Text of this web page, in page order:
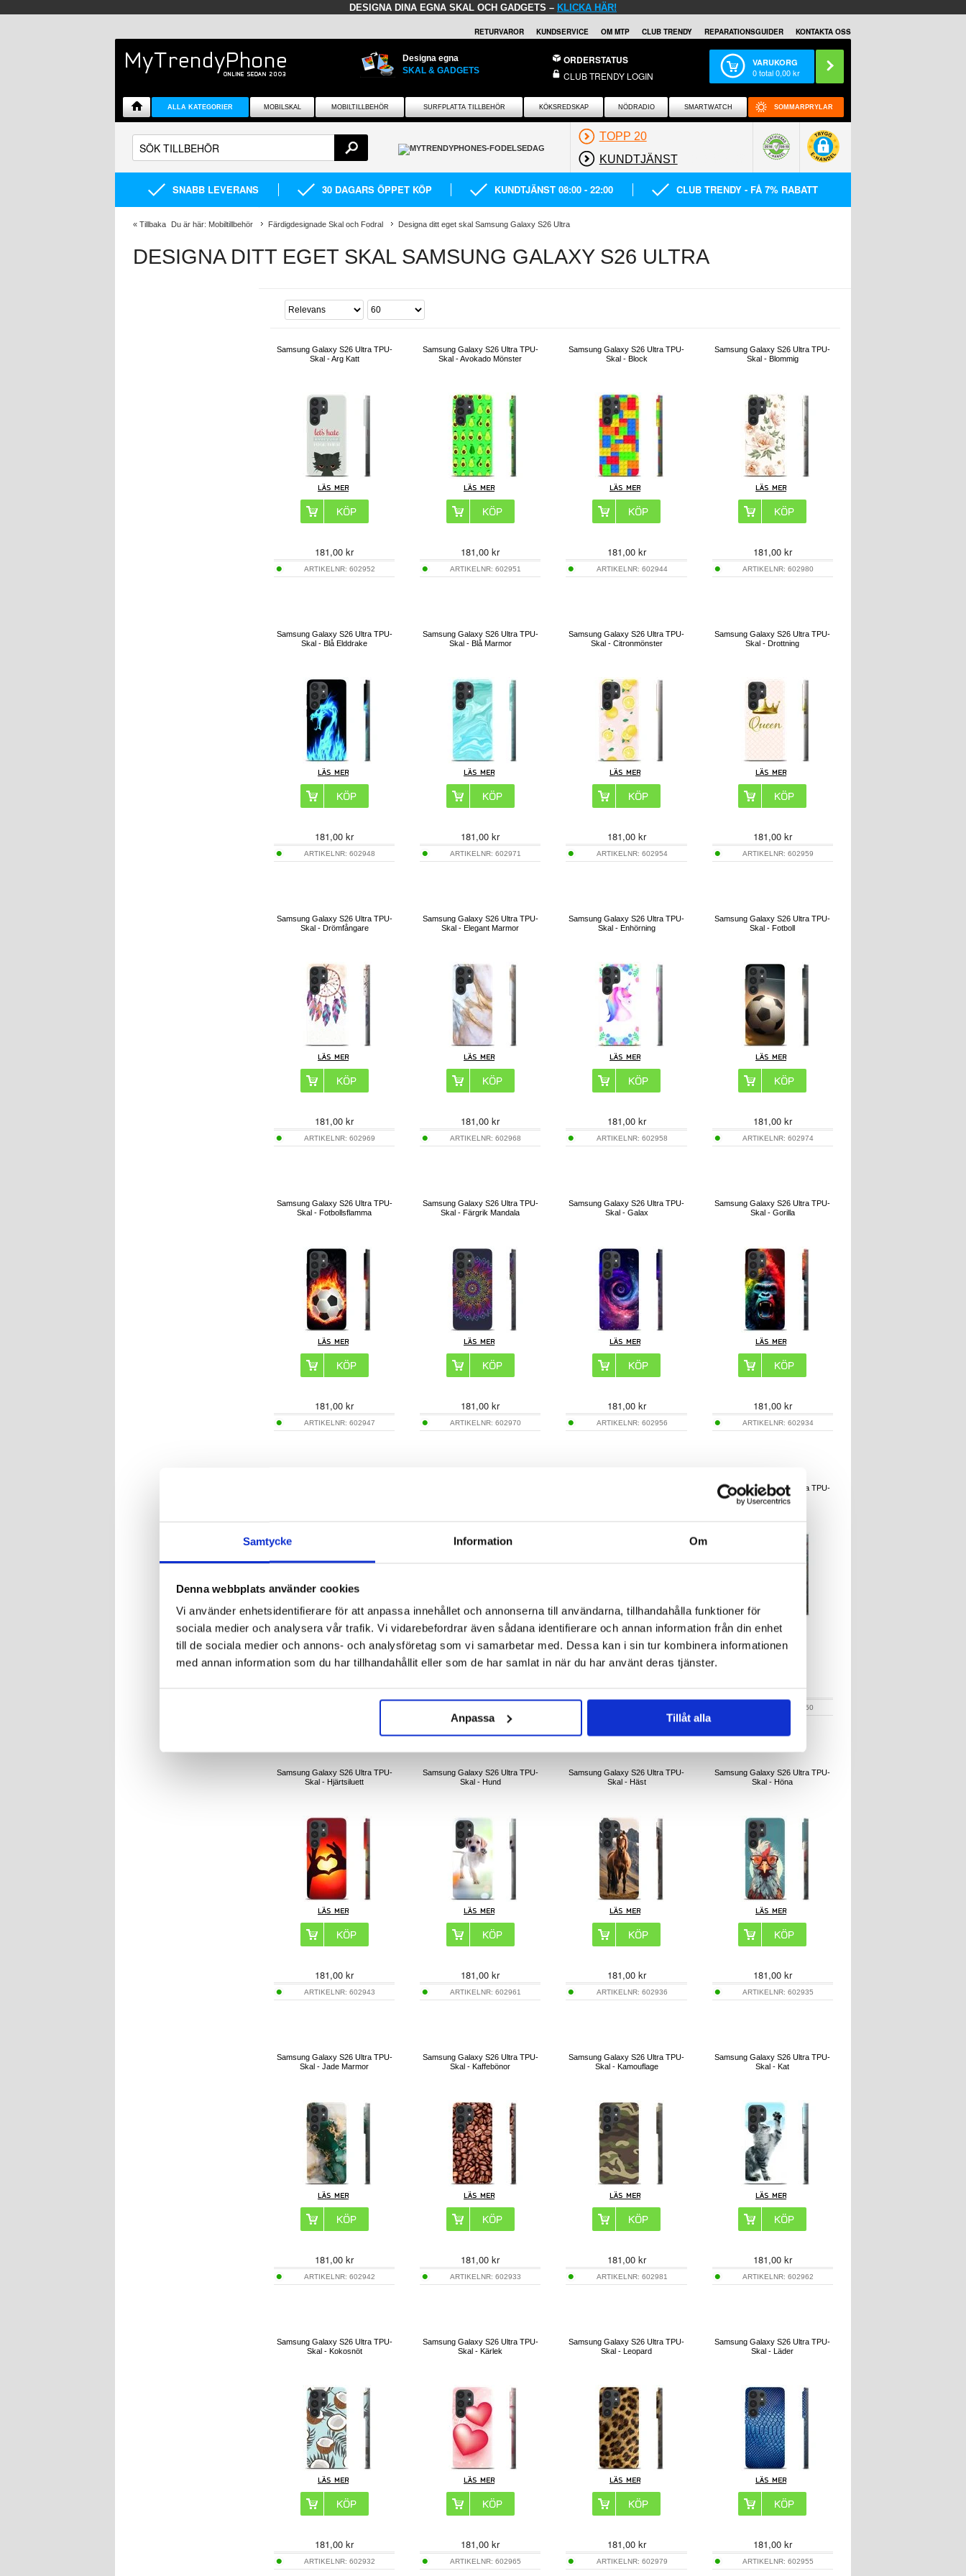
Samtycke Information Om
Denna webbplats använder cookies
Vi använder enhetsidentifierare för att anpassa innehållet och annonserna till användarna, tillhandahålla funktioner för
sociala medier och analysera vår trafik. Vi vidarebefordrar även sådana identifierare och annan information från din enhet
till de sociala medier och annons- och analysföretag som vi samarbetar med. Dessa kan i sin tur kombinera informationen
med annan information som du har tillhandahållit eller som de har samlat in när du har använt deras tjänster.
Anpassa Tillåt alla
DESIGNA DINA EGNA SKAL OCH GADGETS – KLICKA HÄR!
RETURVAROR KUNDSERVICE OM MTP CLUB TRENDY REPARATIONSGUIDER KONTAKTA OSS
Designa egna
SKAL & GADGETS
ORDERSTATUS
CLUB TRENDY LOGIN
VARUKORG
0total0,00kr
ALLA KATEGORIER MOBILSKAL MOBILTILLBEHÖR SURFPLATTA TILLBEHÖR KÖKSREDSKAP NÖDRADIO SMARTWATCH SOMMARPRYLAR
TOPP 20
KUNDTJÄNST
SNABB LEVERANS 30 DAGARS ÖPPET KÖP KUNDTJÄNST 08:00 - 22:00 CLUB TRENDY - FÅ 7% RABATT
« Tillbaka Du är här: Mobiltillbehör Färdigdesignade Skal och Fodral Designa ditt eget skal Samsung Galaxy S26 Ultra
DESIGNA DITT EGET SKAL SAMSUNG GALAXY S26 ULTRA
Samsung Galaxy S26 Ultra TPU-
Skal - Arg Katt
181,00 kr
ARTIKELNR:602952
Samsung Galaxy S26 Ultra TPU-
Skal - Avokado Mönster
181,00 kr
ARTIKELNR:602951
Samsung Galaxy S26 Ultra TPU-
Skal - Block
181,00kr
ARTIKELNR: 602944
Samsung Galaxy S26 Ultra TPU-
Skal - Blommig
181,00kr
ARTIKELNR: 602980
Samsung Galaxy S26 Ultra TPU-
Skal - Blå Elddrake
181,00 kr
ARTIKELNR:602948
Samsung Galaxy S26 Ultra TPU-
Skal - Blå Marmor
181,00 kr
ARTIKELNR:602971
Samsung Galaxy S26 Ultra TPU-
Skal - Citronmönster
181,00kr
ARTIKELNR: 602954
Samsung Galaxy S26 Ultra TPU-
Skal - Drottning
181,00kr
ARTIKELNR: 602959
Samsung Galaxy S26 Ultra TPU-
Skal - Drömfångare
181,00 kr
ARTIKELNR:602969
Samsung Galaxy S26 Ultra TPU-
Skal - Elegant Marmor
181,00 kr
ARTIKELNR:602968
Samsung Galaxy S26 Ultra TPU-
Skal - Enhörning
181,00kr
ARTIKELNR: 602958
Samsung Galaxy S26 Ultra TPU-
Skal - Fotboll
181,00kr
ARTIKELNR: 602974
Samsung Galaxy S26 Ultra TPU-
Skal - Fotbollsflamma
181,00 kr
ARTIKELNR:602947
Samsung Galaxy S26 Ultra TPU-
Skal - Färgrik Mandala
181,00 kr
ARTIKELNR:602970
Samsung Galaxy S26 Ultra TPU-
Skal - Galax
181,00kr
ARTIKELNR: 602956
Samsung Galaxy S26 Ultra TPU-
Skal - Gorilla
181,00kr
ARTIKELNR: 602934
Samsung Galaxy S26 Ultra TPU-
Skal - Hjärter
602950
Samsung Galaxy S26 Ultra TPU-
Skal - Hjärtsiluett
181,00 kr
ARTIKELNR:602943
Samsung Galaxy S26 Ultra TPU-
Skal - Hund
181,00 kr
ARTIKELNR:602961
Samsung Galaxy S26 Ultra TPU-
Skal - Häst
181,00kr
ARTIKELNR: 602936
Samsung Galaxy S26 Ultra TPU-
Skal - Höna
181,00kr
ARTIKELNR: 602935
Samsung Galaxy S26 Ultra TPU-
Skal - Jade Marmor
181,00 kr
ARTIKELNR:602942
Samsung Galaxy S26 Ultra TPU-
Skal - Kaffebönor
181,00 kr
ARTIKELNR:602933
Samsung Galaxy S26 Ultra TPU-
Skal - Kamouflage
181,00kr
ARTIKELNR: 602981
Samsung Galaxy S26 Ultra TPU-
Skal - Kat
181,00kr
ARTIKELNR: 602962
Samsung Galaxy S26 Ultra TPU-
Skal - Kokosnöt
181,00 kr
ARTIKELNR:602932
Samsung Galaxy S26 Ultra TPU-
Skal - Kärlek
181,00 kr
ARTIKELNR:602965
Samsung Galaxy S26 Ultra TPU-
Skal - Leopard
181,00kr
ARTIKELNR: 602979
Samsung Galaxy S26 Ultra TPU-
Skal - Läder
181,00kr
ARTIKELNR: 602955